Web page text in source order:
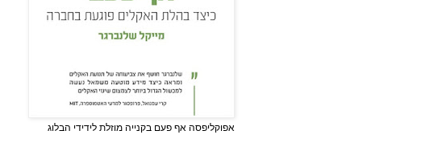
אפוקליפסה אף פעם בקנייה מוזלת לידידי הבלוג